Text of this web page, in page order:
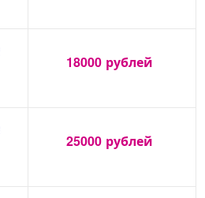
18000 рублей
25000 рублей